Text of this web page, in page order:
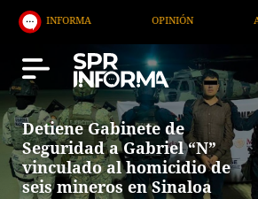
ARTÍCULOS
Detiene Gabinete de
Seguridad a Gabriel “N”
vinculado al homicidio de
seis mineros en Sinaloa